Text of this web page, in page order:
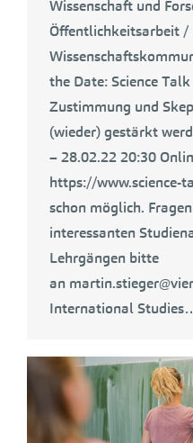
Wissenschaft und
Öffentlichkeitsarbeit /
the Date: Science
Zustimmung und
(wieder) gestärkt
– 28.02.22 20:30
https://www.science-
schon möglich.
interessanten
Lehrgängen bitte
an
International